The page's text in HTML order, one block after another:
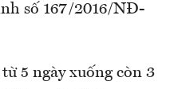
số 167/2016/NĐ-
5 ngày xuống còn 3